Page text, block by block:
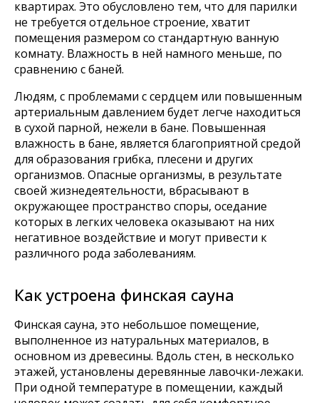
квартирах. Это обусловлено тем, что для парилки
не требуется отдельное строение, хватит
помещения размером со стандартную ванную
комнату. Влажность в ней намного меньше, по
сравнению с баней.
Людям, с проблемами с сердцем или повышенным
артериальным давлением будет легче находиться
в сухой парной, нежели в бане. Повышенная
влажность в бане, является благоприятной средой
для образования грибка, плесени и других
организмов. Опасные организмы, в результате
своей жизнедеятельности, вбрасывают в
окружающее пространство споры, оседание
которых в легких человека оказывают на них
негативное воздействие и могут привести к
различного рода заболеваниям.
Как устроена финская сауна
Финская сауна, это небольшое помещение,
выполненное из натуральных материалов, в
основном из древесины. Вдоль стен, в несколько
этажей, установлены деревянные лавочки-лежаки.
При одной температуре в помещении, каждый